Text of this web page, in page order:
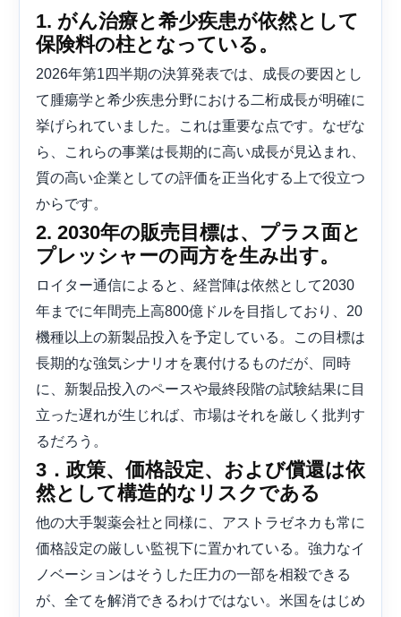
1. がん治療と希少疾患が依然として
保険料の柱となっている。
2026年第1四半期の決算発表では、成長の要因とし
て腫瘍学と希少疾患分野における二桁成長が明確に
挙げられていました。これは重要な点です。なぜな
ら、これらの事業は長期的に高い成長が見込まれ、
質の高い企業としての評価を正当化する上で役立つ
からです。
2. 2030年の販売目標は、プラス面と
プレッシャーの両方を生み出す。
ロイター通信によると、経営陣は依然として2030
年までに年間売上高800億ドルを目指しており、20
機種以上の新製品投入を予定している。この目標は
長期的な強気シナリオを裏付けるものだが、同時
に、新製品投入のペースや最終段階の試験結果に目
立った遅れが生じれば、市場はそれを厳しく批判す
るだろう。
3．政策、価格設定、および償還は依
然として構造的なリスクである
他の大手製薬会社と同様に、アストラゼネカも常に
価格設定の厳しい監視下に置かれている。強力なイ
ノベーションはそうした圧力の一部を相殺できる
が、全てを解消できるわけではない。米国をはじめ